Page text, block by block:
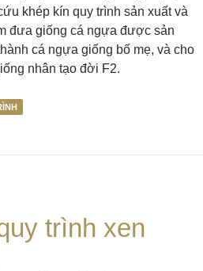
khép kín quy trình sản xuất và
đưa giống cá ngựa được sản
cá ngựa giống bố mẹ, và cho
nhân tạo đời F2.
trình xen